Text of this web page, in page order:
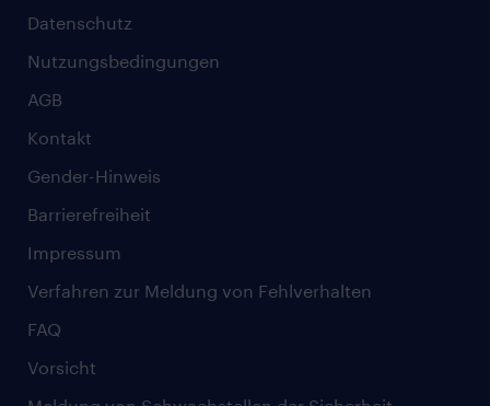
Datenschutz
Nutzungsbedingungen
AGB
Kontakt
Gender-Hinweis
Barrierefreiheit
Impressum
Verfahren zur Meldung von Fehlverhalten
FAQ
Vorsicht